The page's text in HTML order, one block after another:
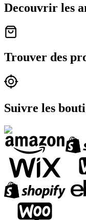
Decouvrir les
Trouver des
Suivre les